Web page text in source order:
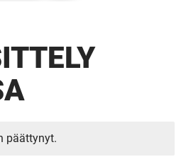
päättynyt.